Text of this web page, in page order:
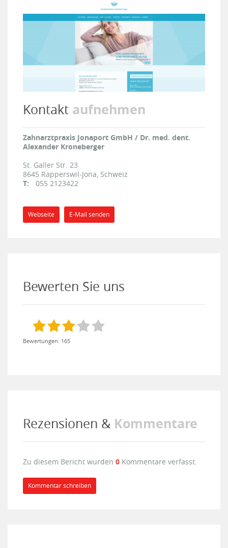
Kontakt aufnehmen
Zahnarztpraxis Jonaport GmbH / Dr. med. dent.
Alexander Kroneberger
St. Galler Str. 23
8645 Rapperswil-Jona, Schweiz
T:
055 2123422
Webseite E-Mail senden
Bewerten Sie uns
Bewertungen: 165
Rezensionen & Kommentare
Zu diesem Bericht wurden 0 Kommentare verfasst.
Kommentar schreiben